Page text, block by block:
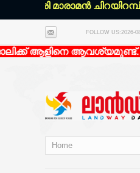
മാരാമൻ ചിറയിറമ്പ്
FOLLOW US:2026-
ആളിനെ ആവശ്യമുണ്ട്.
Home